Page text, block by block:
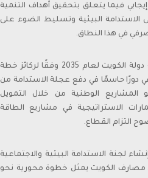
فيما يتعلق بتحقيق أهداف التنمية
الاستدامة البيئية وتسليط الضوء على
في هذا النطاق.
ويأتي ذلك في السياق الأشمل لرؤية دولة الكويت لعام 2035 وفقًا لركائز خطة
دورًا حاسمًا في دفع عجلة الاستدامة من
المشاريع الوطنية من خلال التمويل
الاستراتيجية في مشاريع الطاقة
التزام القطاع.
لجنة الاستدامة البيئية والاجتماعية
مصارف الكويت يمثل خطوة محورية نحو
to 31/3/2018 and Board
3/4/2015 In his capacity
Bank of Kuwait , Sheikh
He is also a Board
Banking Studies.
position of Board member in
representing Commercial
until 2019. And the
from 2010 to 2012 Sheikh
Manager , and Acting